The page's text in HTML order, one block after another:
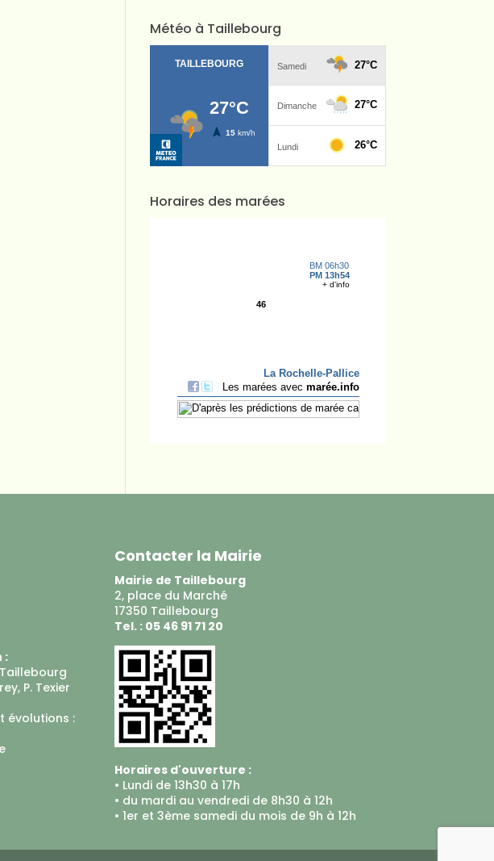
Météo à Taillebourg
Horaires des marées
:
P. Texier
évolutions :
Contacter la Mairie
Mairie de Taillebourg
2, place du Marché
17350 Taillebourg
Tel. : 05 46 91 71 20
Horaires d'ouverture :
• Lundi de 13h30 à 17h
• du mardi au vendredi de 8h30 à 12h
• 1er et 3ème samedi du mois de 9h à 12h